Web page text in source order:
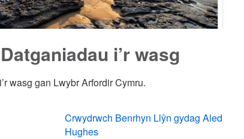
i’r wasg
wasg gan Lwybr Arfordir Cymru.
Crwydrwch Benrhyn Llŷn gydag Aled
Hughes